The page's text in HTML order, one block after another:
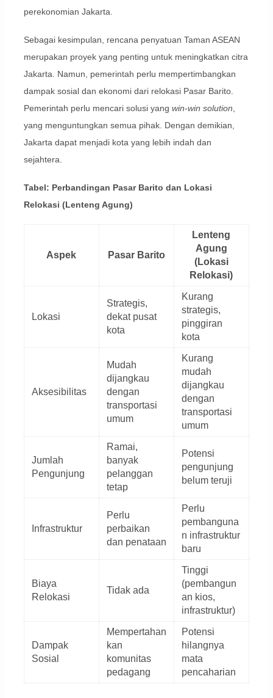
perekonomian Jakarta.
Sebagai kesimpulan, rencana penyatuan Taman ASEAN
merupakan proyek yang penting untuk meningkatkan citra
Jakarta. Namun, pemerintah perlu mempertimbangkan
dampak sosial dan ekonomi dari relokasi Pasar Barito.
Pemerintah perlu mencari solusi yang win-win solution
yang menguntungkan semua pihak. Dengan demikian,
Jakarta dapat menjadi kota yang lebih indah dan
sejahtera.
Tabel: Perbandingan Pasar Barito dan Lokasi
Relokasi (Lenteng Agung)
Aspek Pasar Barito
Lenteng
Agung
(Lokasi
Relokasi)
Lokasi
Strategis,
dekat pusat
kota
Kurang
strategis,
pinggiran
kota
Aksesibilitas
Mudah
dijangkau
dengan
transportasi
umum
Kurang
mudah
dijangkau
dengan
transportasi
umum
Jumlah
Pengunjung
Ramai,
banyak
pelanggan
tetap
Potensi
pengunjung
belum teruji
Infrastruktur
Perlu
perbaikan
dan penataan
Perlu
pembanguna
n infrastruktur
baru
Biaya
Relokasi
Tidak ada
Tinggi
(pembangun
an kios,
infrastruktur)
Dampak
Sosial
Mempertahan
kan
komunitas
pedagang
Potensi
hilangnya
mata
pencaharian